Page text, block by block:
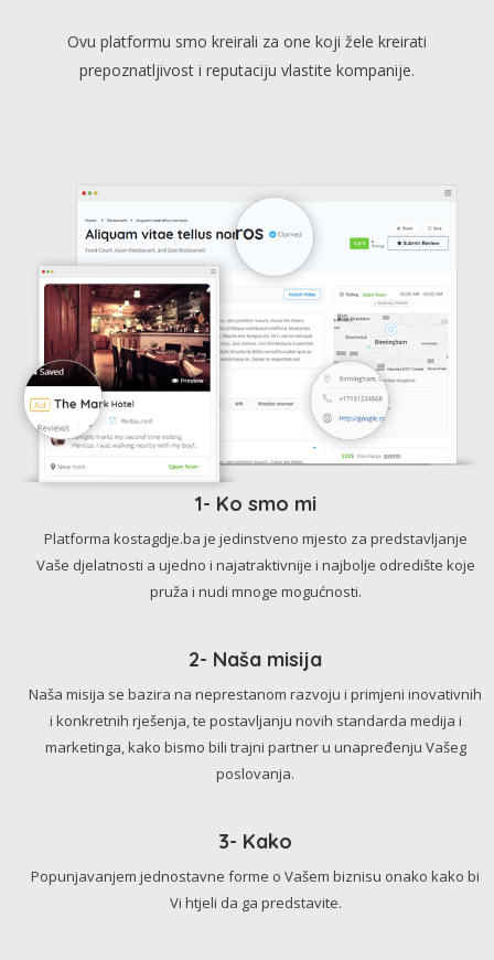
Ovu platformu smo kreirali za one koji žele kreirati
prepoznatljivost i reputaciju vlastite kompanije.
1- Ko smo mi
Platforma kostagdje.ba je jedinstveno mjesto za predstavljanje
Vaše djelatnosti a ujedno i najatraktivnije i najbolje odredište koje
pruža i nudi mnoge mogućnosti.
2- Naša misija
Naša misija se bazira na neprestanom razvoju i primjeni inovativnih
i konkretnih rješenja, te postavljanju novih standarda medija i
marketinga, kako bismo bili trajni partner u unapređenju Vašeg
poslovanja.
3- Kako
Popunjavanjem jednostavne forme o Vašem biznisu onako kako bi
Vi htjeli da ga predstavite.